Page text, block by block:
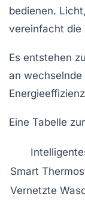
bedienen.
vereinfacht die
Es entstehen
an
Eine Tabelle
Smart
Vernetzte